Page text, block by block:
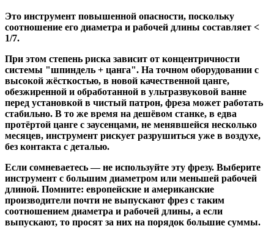
Это инструмент повышенной опасности, поскольку
соотношение его диаметра и рабочей длины составляет <
1/7.
При этом степень риска зависит от концентричности
системы "шпиндель + цанга". На точном оборудовании с
высокой жёсткостью, в новой качественной цанге,
обезжиренной и обработанной в ультразвуковой ванне
перед установкой в чистый патрон, фреза может работать
стабильно. В то же время на дешёвом станке, в едва
протёртой цанге с заусенцами, не менявшейся несколько
месяцев, инструмент рискует разрушиться уже в воздухе,
без контакта с деталью.
Если сомневаетесь — не используйте эту фрезу. Выберите
инструмент с большим диаметром или меньшей рабочей
длиной. Помните: европейские и американские
производители почти не выпускают фрез с таким
соотношением диаметра и рабочей длины, а если
выпускают, то просят за них на порядок большие суммы.